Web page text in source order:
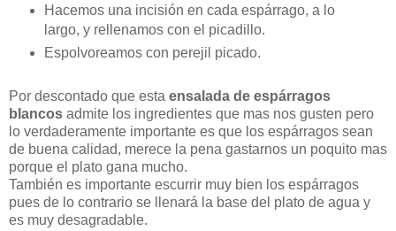
Hacemos una incisión en cada espárrago, a lo
largo, y rellenamos con el picadillo.
Espolvoreamos con perejil picado.
Por descontado que esta ensalada de espárragos
blancos admite los ingredientes que mas nos gusten pero
lo verdaderamente importante es que los espárragos sean
de buena calidad, merece la pena gastarnos un poquito mas
porque el plato gana mucho.
También es importante escurrir muy bien los espárragos
pues de lo contrario se llenará la base del plato de agua y
es muy desagradable.